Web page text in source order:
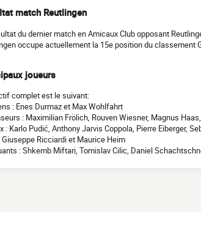
match Reutlingen
du dernier match en Amicaux Club opposant
occupe actuellement la 15e position du classement
joueurs
complet est le suivant:
: Enes Durmaz et Max Wohlfahrt
: Maximilian Frölich, Rouven Wiesner, Magnus
: Karlo Pudić, Anthony Jarvis Coppola, Pierre Eiberger,
Giuseppe Ricciardi et Maurice Heim
: Shkemb Miftari, Tomislav Cilic, Daniel